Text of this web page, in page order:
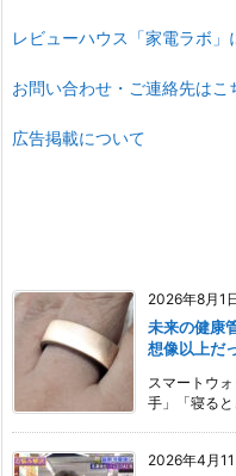
レビューハウス「家電ラボ」
お問い合わせ・ご連絡先はこ
広告掲載について
2026年8月1
未来の健康
想像以上だ
スマートウ
手」「寝る
2026年4月11